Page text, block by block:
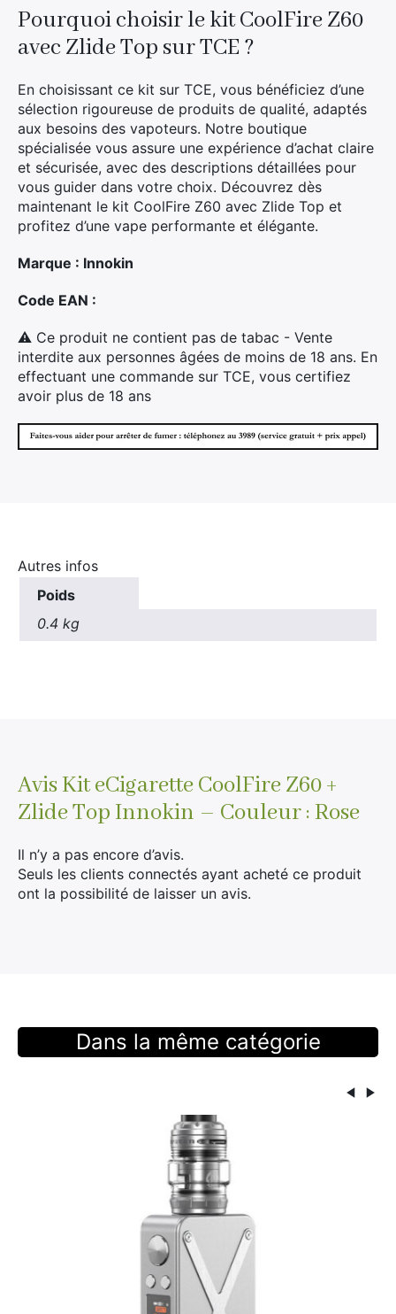
Pourquoi choisir le kit CoolFire Z60
avec Zlide Top sur TCE ?
En choisissant ce kit sur TCE, vous bénéficiez d’une
sélection rigoureuse de produits de qualité, adaptés
aux besoins des vapoteurs. Notre boutique
spécialisée vous assure une expérience d’achat claire
et sécurisée, avec des descriptions détaillées pour
vous guider dans votre choix. Découvrez dès
maintenant le kit CoolFire Z60 avec Zlide Top et
profitez d’une vape performante et élégante.
Marque : Innokin
Code EAN :
⚠ Ce produit ne contient pas de tabac - Vente
interdite aux personnes âgées de moins de 18 ans. En
effectuant une commande sur TCE, vous certifiez
avoir plus de 18 ans
Autres infos
Poids
0.4 kg
AvisKit eCigarette CoolFire Z60 +
Zlide Top Innokin – Couleur : Rose
Il n’y a pas encore d’avis.
Seuls les clients connectés ayant acheté ce produit
ont la possibilité de laisser un avis.
Dans la même catégorie
×
Rechercher
: